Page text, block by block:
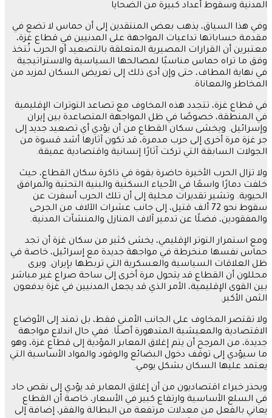
المدنية وسقوط أعداد كبيرة من الضحايا
وفي هذا السياق، يذهب بعض المنتقدين إلى أن حماس لا تضع في
مقدمة حساباتها تداعيات المواجهة على المدنيين في قطاع غزة،
معتبرين أن القرارات المصيرية المتعلقة بالتصعيد أو الحرب تُتخذ
وفق ما تراه حماس مناسبًا لمصالحها السياسية والاستراتيجية
في نهاية المطاف، حتى وإن أدى ذلك إلى تعريض السكان لمزيد من
المخاطر والمعاناة.
في قطاع غزة، تتجدد هذه المخاوف مع تصاعد التوترات الإقليمية
في المنطقة، خصوصًا في ظل المواجهة المتصاعدة بين إيران
وإسرائيل. ويخشى سكان القطاع من أن يؤدي أي تصعيد جديد إلى
جر غزة مرة أخرى إلى حرب مدمرة، قد تكون آثارها أشد قسوة من
الجولات السابقة التي تركت آثارًا إنسانية واقتصادية عميقة.
ولا تزال الحرب الأخيرة حاضرة بقوة في ذاكرة سكان القطاع، حيث
خلفت دمارًا واسعًا في الأحياء السكنية والبنية التحتية والمرافق
الحيوية. وتشير تقديرات محلية إلى أن تلك الحرب أسفرت عن
سقوط نحو 72 ألف قتيل، إلى جانب عشرات الآلاف من الجرحى
والمفقودين، فضلًا عن تدمير آلاف المنازل والمنشآت المدنية.
ومع استمرار التوتر الإقليمي، يخشى كثير من سكان غزة أن تجد
حماس نفسها منخرطة في مواجهة جديدة مع إسرائيل، خاصة في
ظل العلاقات السياسية والعسكرية التي تربطها بإيران. ويرى
محللون أن القطاع قد يتحول مرة أخرى إلى ساحة صراع غير مباشر
بين القوى الإقليمية، الأمر الذي قد يجعل المدنيين في غزة يدفعون
الثمن الأكبر.
ولا تقتصر المخاوف على الجانب الأمني فقط، بل تمتد إلى الأوضاع
الاقتصادية والمعيشية المتدهورة أصلًا. ففي حال اندلاع مواجهة
جديدة، من المرجح أن يتم إغلاق المعابر المؤدية إلى قطاع غزة، وهو
ما سيؤدي إلى توقف دخول البضائع والوقود والمواد الأساسية التي
يعتمد عليها السكان بشكل يومي.
ويحذر خبراء اقتصاديون من أن إغلاق المعابر قد يؤدي إلى نقص حاد
في السلع الأساسية وارتفاع كبير في الأسعار، خاصة أن القطاع
يعاني بالفعل من معدلات مرتفعة من البطالة والفقر، إضافة إلى